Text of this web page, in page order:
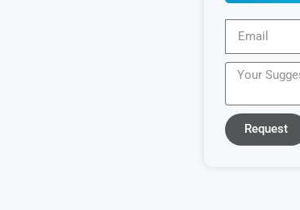
Request